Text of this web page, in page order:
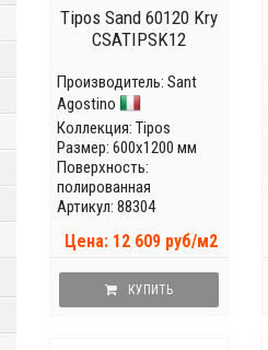
Tipos Sand 60120 Kry
CSATIPSK12
Производитель: Sant
Agostino
Коллекция: Tipos
Размер: 600x1200 мм
Поверхность:
полированная
Артикул: 88304
Цена: 12 609 руб/м2
КУПИТЬ